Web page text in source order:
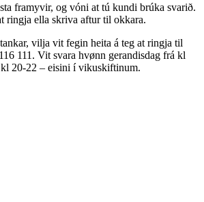
framyvir, og vóni at tú kundi brúka svarið.
ringja ella skriva aftur til okkara.
vilja vit fegin heita á teg at ringja til
111. Vit svara hvønn gerandisdag frá kl
20-22 – eisini í vikuskiftinum.